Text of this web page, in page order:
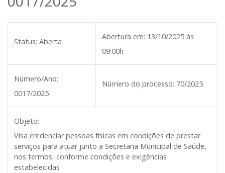
Status: Aberta
Abertura em: 13/10/2025 às
09:00h
Número/Ano:
0017/2025
Número do processo: 70/2025
Objeto:
Visa credenciar pessoas físicas em condições de prestar
serviços para atuar junto a Secretaria Municipal de Saúde,
nos termos, conforme condições e exigências
estabelecidas